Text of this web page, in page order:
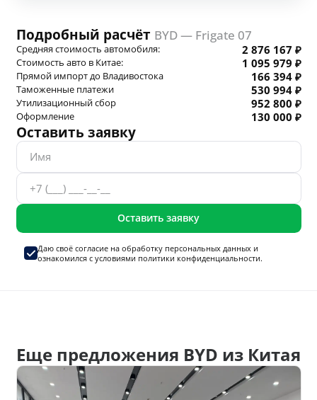
Подробный расчёт BYD — Frigate 07
Средняя стоимость автомобиля: 2 876 167 ₽
Стоимость авто в Китае: 1 095 979 ₽
Прямой импорт до Владивостока 166 394 ₽
Таможенные платежи 530 994 ₽
Утилизационный сбор 952 800 ₽
Оформление 130 000 ₽
Оставить заявку
Оставить заявку
Даю своё согласие на обработку персональных данныхи
ознакомился с условиями политики конфиденциальности.
Еще предложения BYD из Китая